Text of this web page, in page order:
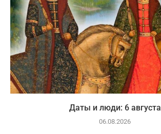
Даты и люди: 6 августа
06.08.2026